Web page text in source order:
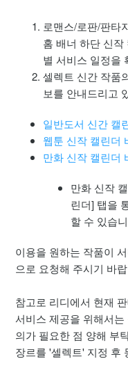
관심 작품 / 위시리스트
콘텐츠 번역 가능 여부
신간 서비스 일정(캘린
콘텐츠 불법 유출 제보
로맨스/로판/판타
홈 배너 하단 신작
별 서비스 일정을
셀렉트 신간 작품
보를 안내드리고
일반도서 신간 캘
웹툰 신작 캘린더
만화 신작 캘린더
만화 신작
린더] 탭을
할 수 있습
이용을 원하는 작품이
으로 요청해 주시기 바
참고로 리디에서 현재
서비스 제공을 위해서
의가 필요한 점 양해 부
장르를 '셀렉트' 지정 후